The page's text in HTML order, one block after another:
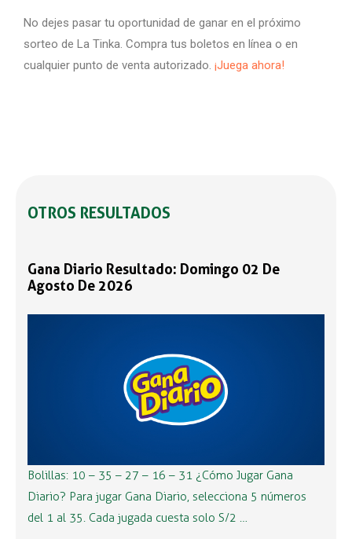
No dejes pasar tu oportunidad de ganar en el próximo
sorteo de La Tinka. Compra tus boletos en línea o en
cualquier punto de venta autorizado. ¡Juega ahora!
OTROS RESULTADOS
Gana Diario Resultado: Domingo 02 De
Agosto De 2026
Bolillas: 10 – 35 – 27 – 16 – 31 ¿Cómo Jugar Gana
Diario? Para jugar Gana Diario, selecciona 5 números
del 1 al 35. Cada jugada cuesta solo S/2 …